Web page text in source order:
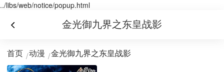
../libs/web/notice/popup.html
金光御九界之东皇战影
首页 动漫 金光御九界之东皇战影